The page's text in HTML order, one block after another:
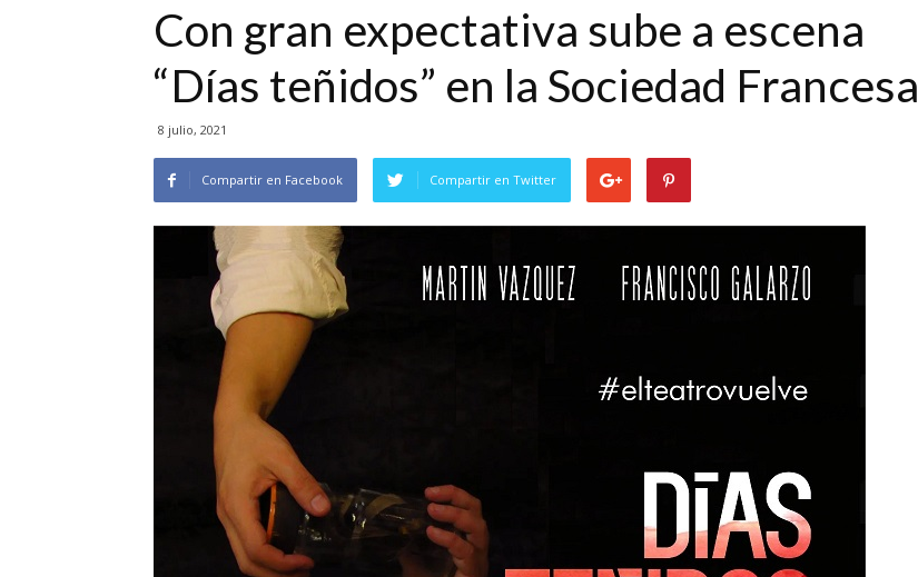
Con gran expectativa sube a escena
“Días teñidos” en la Sociedad Francesa
8 julio, 2021
Compartir en Facebook Compartir en Twitter